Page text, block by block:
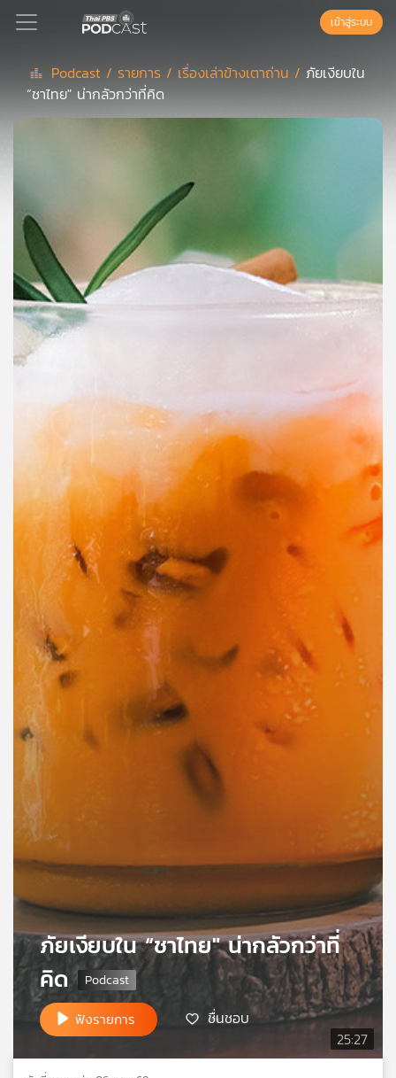
Podcast
สต์
แนะนำ
เพล
ย์
สต์
เพลง
บทความ
ข่าว
และ
กิจกรรม
เกี่ยว
กับ
เรา
เครือ
ข่าย
วิทยุ
ไทย
พี
บี
เอส
แผนที่
วิทยุ
เครือ
ข่าย
เข้าสู่ระบบ
Podcast / รายการ / เรื่องเล่าข้างเตาถ่าน / ภัยเงียบใน
“ชาไทย" น่ากลัวกว่าที่คิด
25:27
ภัยเงียบใน “ชาไทย" น่ากลัวกว่าที่
คิด
ฟังรายการ ชื่นชอบ